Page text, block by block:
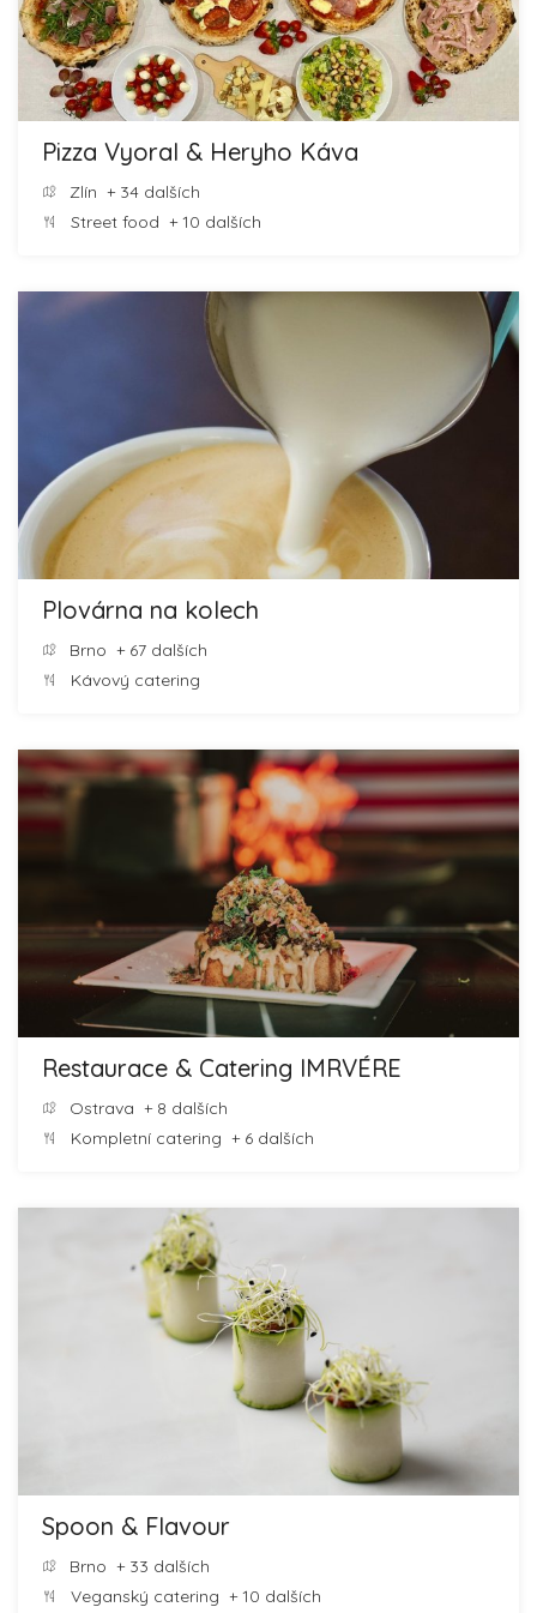
Pizza Vyoral & Heryho Káva
Zlín + 34 dalších
Street food + 10 dalších
Plovárna na kolech
Brno + 67 dalších
Kávový catering
Restaurace & Catering IMRVÉRE
Ostrava + 8 dalších
Kompletní catering + 6 dalších
Spoon & Flavour
Brno + 33 dalších
Veganský catering + 10 dalších